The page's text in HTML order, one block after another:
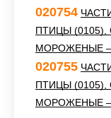
020754
ПТИЦЫ
МОРОЖЕНЫЕ —
020755
ПТИЦЫ
МОРОЖЕНЫЕ —